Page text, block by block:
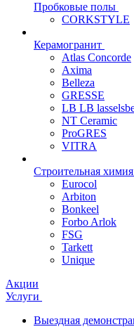
Пробковые полы
CORKSTYLE
Керамогранит
Atlas Concorde
Axima
Belleza
GRESSE
LB LB
NT Ceramic
ProGRES
VITRA
Строительная
Eurocol
Arbiton
Bonkeel
Forbo Arlok
FSG
Tarkett
Unique
Акции
Услуги
Выездная